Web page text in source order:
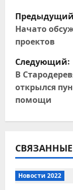
Н
а
в
и
г
а
ц
и
я
Предыдущий
Начато
проектов
Следующий:
В
открылся
помощи
Новости 2022